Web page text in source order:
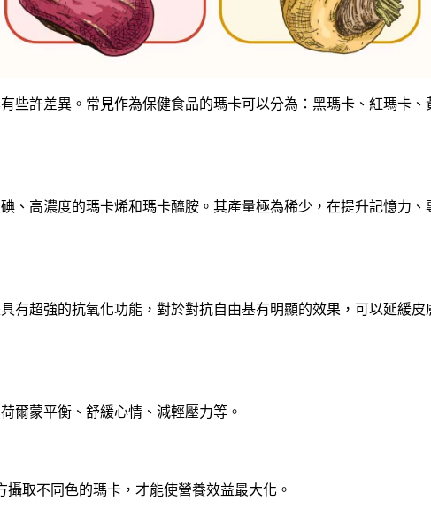
些許差異。常見作為保健食品的瑪卡可以分為：黑瑪卡、紅瑪卡、
、高濃度的瑪卡烯和瑪卡醯胺。其產量極為稀少，在提升記憶力、
有超強的抗氧化功能，對於對抗自由基有明顯的效果，可以延緩皮
爾蒙平衡、舒緩心情、減輕壓力等。
取不同色的瑪卡，才能使營養效益最大化。